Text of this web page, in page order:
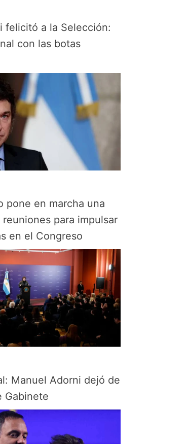
felicitó a la Selección:
con las botas
pone en marcha una
reuniones para impulsar
en el Congreso
Manuel Adorni dejó de
Gabinete